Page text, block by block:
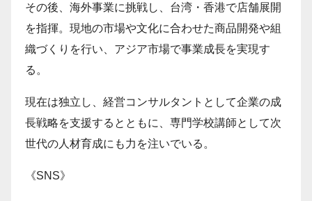
その後、海外事業に挑戦し、台湾・香港で店舗展開
を指揮。現地の市場や文化に合わせた商品開発や組
織づくりを行い、アジア市場で事業成長を実現す
る。
現在は独立し、経営コンサルタントとして企業の成
長戦略を支援するとともに、専門学校講師として次
世代の人材育成にも力を注いでいる。
《SNS》